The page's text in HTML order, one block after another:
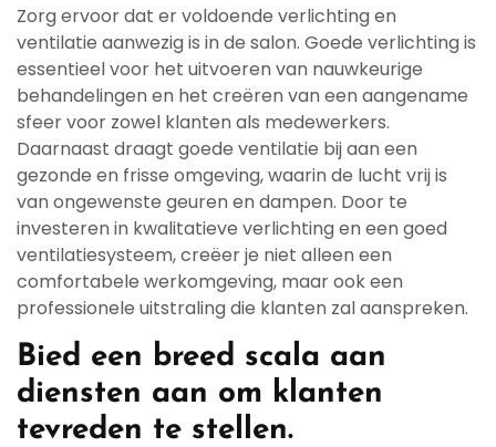
Zorg ervoor dat er voldoende verlichting en
ventilatie aanwezig is in de salon. Goede verlichting is
essentieel voor het uitvoeren van nauwkeurige
behandelingen en het creëren van een aangename
sfeer voor zowel klanten als medewerkers.
Daarnaast draagt goede ventilatie bij aan een
gezonde en frisse omgeving, waarin de lucht vrij is
van ongewenste geuren en dampen. Door te
investeren in kwalitatieve verlichting en een goed
ventilatiesysteem, creëer je niet alleen een
comfortabele werkomgeving, maar ook een
professionele uitstraling die klanten zal aanspreken.
Bied een breed scala aan
diensten aan om klanten
tevreden te stellen.